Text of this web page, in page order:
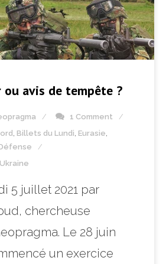
ou avis de tempête ?
1 Comment
, Billets du Lundi, Eurasie,
Ukraine
5 juillet 2021 par
chercheuse
Le 28 juin
un exercice